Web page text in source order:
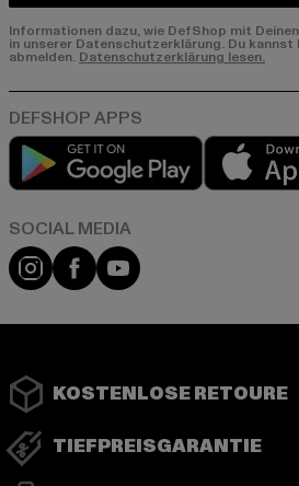
Informationen dazu, wie DefShop mit
in unserer Datenschutzerklärung. Du
abmelden. Datenschutzerklärung lesen.
Play
Instagram
FacebookYouTube
KOSTENLOSE RETOURE
TIEFPREISGARANTIE